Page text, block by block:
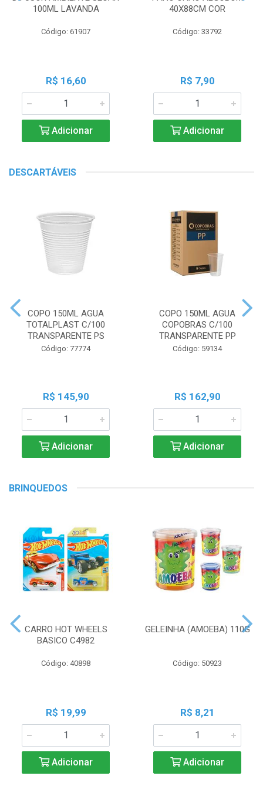
100ML LAVANDA
Código: 61907
R$ 16,60
Adicionar
40X88CM COR
Código: 33792
R$ 7,90
Adicionar
DESCARTÁVEIS
COPO 150ML AGUA
TOTALPLAST C/100
TRANSPARENTE PS
Código: 77774
R$ 145,90
Adicionar
COPO 150ML AGUA
COPOBRAS C/100
TRANSPARENTE PP
Código: 59134
R$ 162,90
Adicionar
BRINQUEDOS
CARRO HOT WHEELS
BASICO C4982
Código: 40898
R$ 19,99
Adicionar
GELEINHA (AMOEBA) 110G
Código: 50923
R$ 8,21
Adicionar